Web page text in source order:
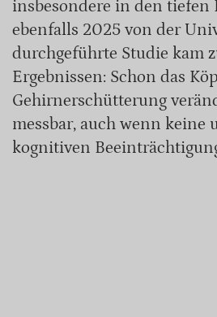
insbesondere in den
ebenfalls 2025 von der
durchgeführte Studie kam
Ergebnissen: Schon das
Gehirnerschütterung
messbar, auch wenn keine
kognitiven